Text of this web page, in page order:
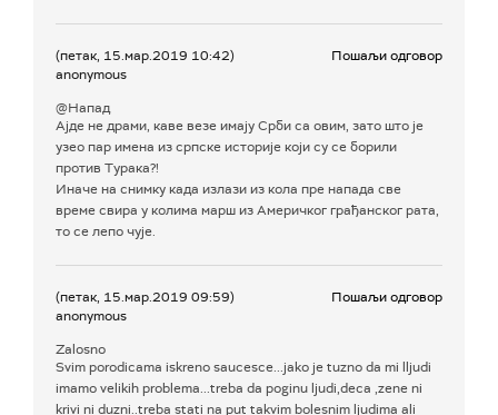
(петак, 15.мар.2019 10:42)
anonymous
Пошаљи одговор
@Напад
Ајде не драми, каве везе имају Срби са овим, зато што је
узео пар имена из српске историје који су се борили
против Турака?!
Иначе на снимку када излази из кола пре напада све
време свира у колима марш из Америчког грађанског рата,
то се лепо чује.
(петак, 15.мар.2019 09:59)
anonymous
Пошаљи одговор
Zalosno
Svim porodicama iskreno saucesce...jako je tuzno da mi lljudi
imamo velikih problema...treba da poginu ljudi,deca ,zene ni
krivi ni duzni..treba stati na put takvim bolesnim ljudima ali